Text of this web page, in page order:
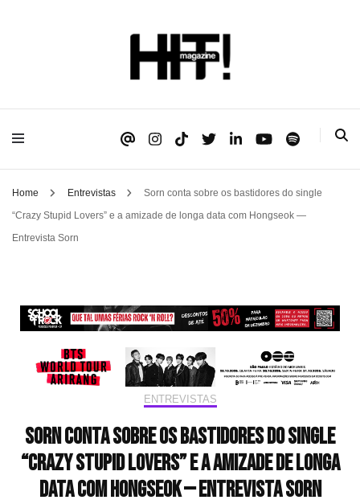
HIT!Magazine
Home Entrevistas
Sorn conta sobre os bastidores do single
“Crazy Stupid Lovers” e a amizade de longa data com Hongseok —
Entrevista Sorn
ENTREVISTAS
Sorn conta sobre os bastidores do single
“Crazy Stupid Lovers” e a amizade de longa
data com Hongseok — Entrevista Sorn